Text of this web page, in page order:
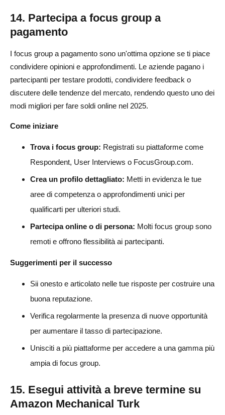
14. Partecipa a focus group a
pagamento
I focus group a pagamento sono un'ottima opzione se ti piace
condividere opinioni e approfondimenti. Le aziende pagano i
partecipanti per testare prodotti, condividere feedback o
discutere delle tendenze del mercato, rendendo questo uno dei
modi migliori per fare soldi online nel 2025.
Come iniziare
Trova i focus group: Registrati su piattaforme come
Respondent, User Interviews o FocusGroup.com.
Crea un profilo dettagliato: Metti in evidenza le tue
aree di competenza o approfondimenti unici per
qualificarti per ulteriori studi.
Partecipa online o di persona: Molti focus group sono
remoti e offrono flessibilità ai partecipanti.
Suggerimenti per il successo
Sii onesto e articolato nelle tue risposte per costruire una
buona reputazione.
Verifica regolarmente la presenza di nuove opportunità
per aumentare il tasso di partecipazione.
Unisciti a più piattaforme per accedere a una gamma più
ampia di focus group.
15. Esegui attività a breve termine su
Amazon Mechanical Turk